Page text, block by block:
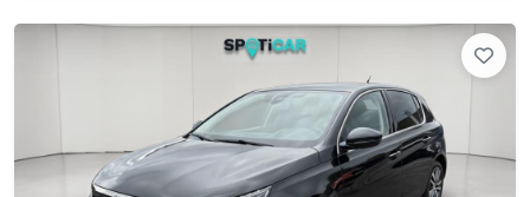
Réservoir principal 40 litres
Rétroviseurs rabattables électriquement
Sièges AR banquette. 3 places. assise fixe.
rabattables 2/3-1/3